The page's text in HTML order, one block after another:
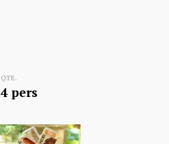
QTE.
4 pers